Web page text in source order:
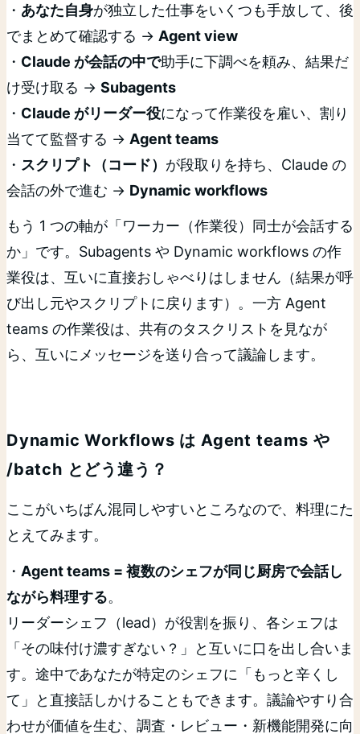
・ あなた自身が独立した仕事をいくつも手放して、後
でまとめて確認する → Agent view
・ Claude が会話の中で助手に下調べを頼み、結果だ
け受け取る → Subagents
・ Claude がリーダー役になって作業役を雇い、割り
当てて監督する → Agent teams
・ スクリプト（コード） が段取りを持ち、Claude の
会話の外で進む → Dynamic workflows
もう 1 つの軸が「ワーカー（作業役）同士が会話する
か」です。Subagents や Dynamic workflows の作
業役は、互いに直接おしゃべりはしません（結果が呼
び出し元やスクリプトに戻ります）。一方 Agent
teams の作業役は、共有のタスクリストを見なが
ら、互いにメッセージを送り合って議論します。
Dynamic Workflows は Agent teams や
/batch とどう違う？
ここがいちばん混同しやすいところなので、料理にた
とえてみます。
・ Agent teams = 複数のシェフが同じ厨房で会話し
ながら料理する。
リーダーシェフ（lead）が役割を振り、各シェフは
「その味付け濃すぎない？」と互いに口を出し合いま
す。途中であなたが特定のシェフに「もっと辛くし
て」と直接話しかけることもできます。議論やすり合
わせが価値を生む、調査・レビュー・新機能開発に向